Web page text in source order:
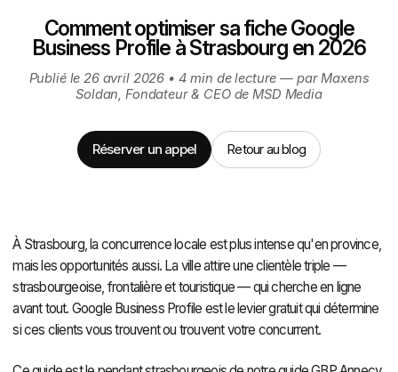
Comment optimiser sa fiche Google
Business Profile à Strasbourg en 2026
Publié le 26 avril 2026 • 4 min de lecture — parMaxens
Soldan, Fondateur & CEO de MSD Media
Réserver un appel Retour au blog
À Strasbourg, la concurrence locale est plus intense qu'en province,
mais les opportunités aussi. La ville attire une clientèle triple —
strasbourgeoise, frontalière et touristique — qui cherche en ligne
avant tout. Google Business Profile est le levier gratuit qui détermine
si ces clients vous trouvent ou trouvent votre concurrent.